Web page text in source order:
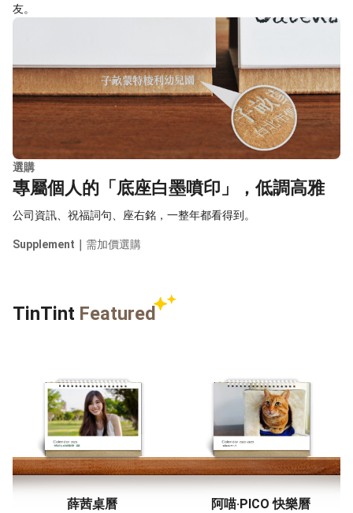
友。
選購
專屬個人的「底座白墨噴印」，低調高雅
公司資訊、祝福詞句、座右銘，一整年都看得到。
Supplement｜ 需加價選購
TinTint Featured
薛茜桌曆 阿喵‧PICO 快樂曆